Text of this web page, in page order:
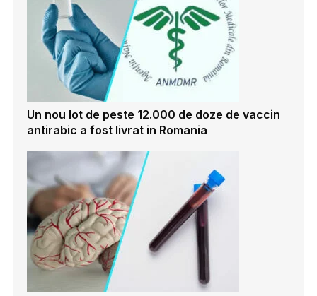
Un nou lot de peste 12.000 de doze de vaccin
antirabic a fost livrat in Romania